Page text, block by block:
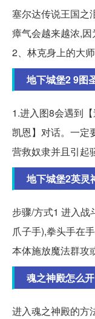
塞尔达传说王国之
瘴气会越来越浓,因
2、林克身上的大
地下城堡2 9图
1.进入图8会遇到
凯恩】对话。一定
营救奴隶并且引起
地下城堡2英灵
步骤/方式1 进入战
爪子手),拳头手在
本体施放魔法群攻
魂之神殿怎么
进入魂之神殿的方